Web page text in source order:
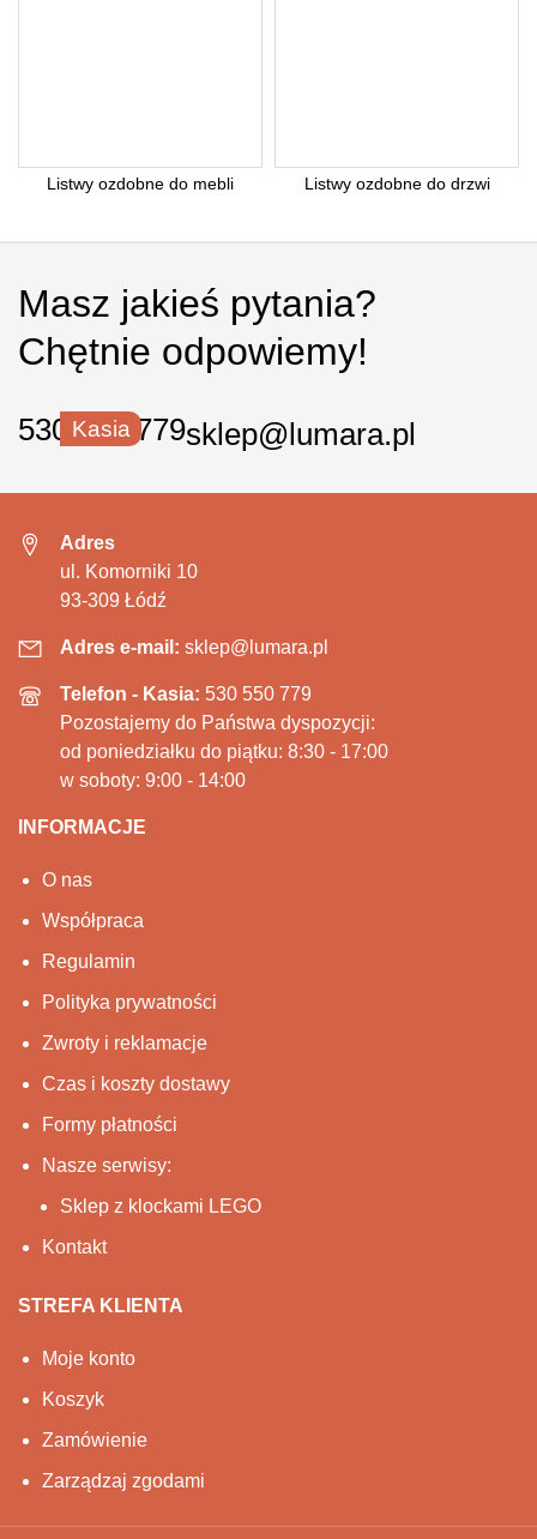
Listwy ozdobne do mebli Listwy ozdobne do drzwi
Masz jakieś pytania?
Chętnie odpowiemy!
Kasia
530 550 779sklep@lumara.pl
Adres
ul. Komorniki 10
93-309 Łódź
Adres e-mail: sklep@lumara.pl
Telefon - Kasia: 530 550 779
Pozostajemy do Państwa dyspozycji:
od poniedziałku do piątku: 8:30 - 17:00
w soboty: 9:00 - 14:00
INFORMACJE
O nas
Współpraca
Regulamin
Polityka prywatności
Zwroty i reklamacje
Czas i koszty dostawy
Formy płatności
Nasze serwisy:
Sklep z klockami LEGO
Kontakt
STREFA KLIENTA
Moje konto
Koszyk
Zamówienie
Zarządzaj zgodami